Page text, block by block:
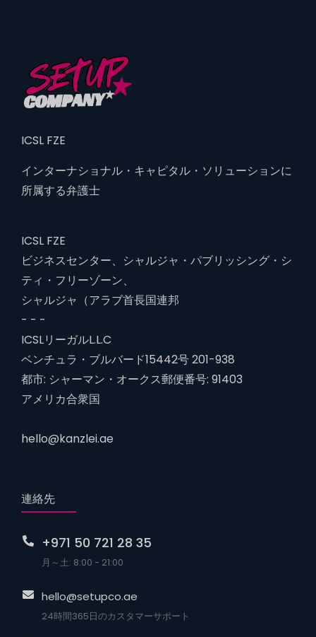
ICSL FZE
インターナショナル・キャピタル・ソリューションに
所属する弁護士
ICSL FZE
ビジネスセンター、シャルジャ・パブリッシング・シ
ティ・フリーゾーン、
シャルジャ（アラブ首長国連邦
- - -
ICSLリーガルL.L.C
ベンチュラ・ブルバード15442号 201-938
都市: シャーマン・オークス郵便番号: 91403
アメリカ合衆国
hello@kanzlei.ae
連絡先
+971 50 721 28 35
月～土: 8:00 - 21:00
hello@setupco.ae
24時間365日のカスタマーサポート